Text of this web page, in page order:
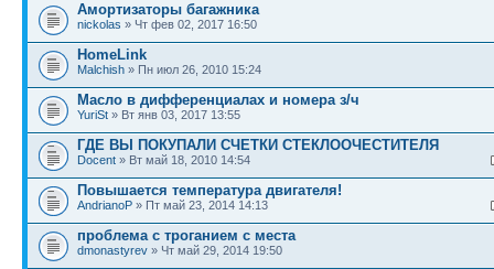
Амортизаторы багажника
nickolas » Чт фев 02, 2017 16:50
HomeLink
Malchish » Пн июл 26, 2010 15:24
Масло в дифференциалах и номера з/ч
YuriSt » Вт янв 03, 2017 13:55
ГДЕ ВЫ ПОКУПАЛИ СЧЕТКИ СТЕКЛООЧЕСТИТЕЛЯ
Docent » Вт май 18, 2010 14:54
Повышается температура двигателя!
AndrianoP » Пт май 23, 2014 14:13
проблема с троганием с места
dmonastyrev » Чт май 29, 2014 19:50